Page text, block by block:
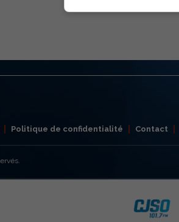
Politique de confidentialité Contact